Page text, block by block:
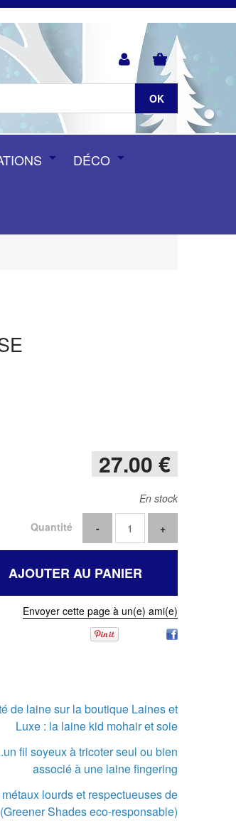
DÉCO
27.00 €
En stock
Quantité
Envoyer cette page à un(e) ami(e)
de laine sur la boutique Laines et
Luxe : la laine kid mohair et soie
fil soyeux à tricoter seul ou bien
associé à une laine fingering
lourds et respectueuses de
Shades eco-responsable)